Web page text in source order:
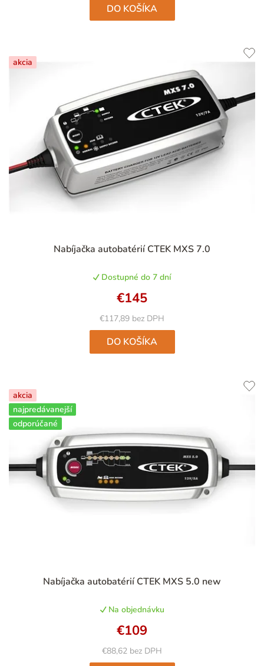
DO KOŠÍKA
akcia
Nabíjačka autobatérií CTEK MXS 7.0
hodnotenie
je
5,0
z
5
hviezdičiek.
Dostupné do 7 dní
€117,89 bez DPH
€145
DO KOŠÍKA
akcia
najpredávanejší
odporúčané
Nabíjačka autobatérií CTEK MXS 5.0 new
hodnotenie
je
5,0
z
5
Na objednávku
€88,62 bez DPH
€109